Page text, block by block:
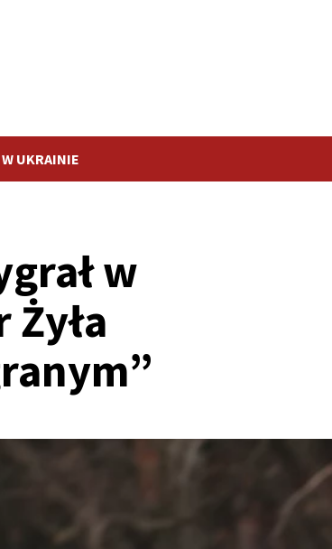
UKRAINIE
w